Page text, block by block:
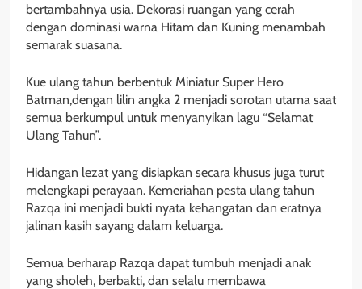
bertambahnya usia. Dekorasi ruangan yang cerah
dengan dominasi warna Hitam dan Kuning menambah
semarak suasana.
Kue ulang tahun berbentuk Miniatur Super Hero
Batman,dengan lilin angka 2 menjadi sorotan utama saat
semua berkumpul untuk menyanyikan lagu “Selamat
Ulang Tahun”.
Hidangan lezat yang disiapkan secara khusus juga turut
melengkapi perayaan. Kemeriahan pesta ulang tahun
Razqa ini menjadi bukti nyata kehangatan dan eratnya
jalinan kasih sayang dalam keluarga.
Semua berharap Razqa dapat tumbuh menjadi anak
yang sholeh, berbakti, dan selalu membawa